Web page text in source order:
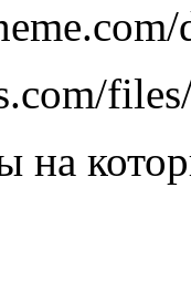
на